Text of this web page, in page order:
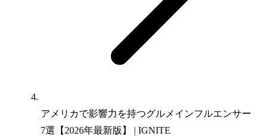
アメリカで影響力を持つグルメインフルエンサー
7選【2026年最新版】 | IGNITE